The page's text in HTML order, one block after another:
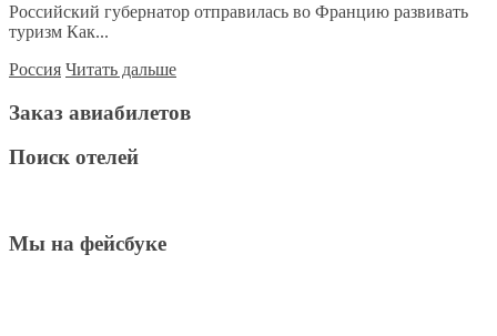
Российский губернатор отправилась во Францию развивать
туризм Как...
Россия Читать дальше
Заказ авиабилетов
Поиск отелей
Мы на фейсбуке